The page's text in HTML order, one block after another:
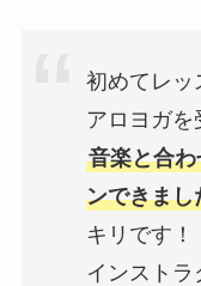
初めてレッ
アロヨガを
音楽と合
ンできまし
キリです！
インストラ